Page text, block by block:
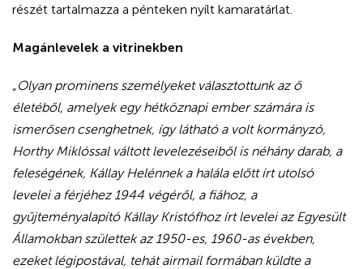
részét tartalmazza a pénteken nyílt kamaratárlat.
Magánlevelek a vitrinekben
„Olyan prominens személyeket választottunk az ő
életéből, amelyek egy hétköznapi ember számára is
ismerősen csenghetnek, így látható a volt kormányzó,
Horthy Miklóssal váltott levelezéseiből is néhány darab, a
feleségének, Kállay Helénnek a halála előtt írt utolsó
levelei a férjéhez 1944 végéről, a fiához, a
gyűjteményalapító Kállay Kristófhoz írt levelei az Egyesült
Államokban születtek az 1950-es, 1960-as években,
ezeket légipostával, tehát airmail formában küldte a